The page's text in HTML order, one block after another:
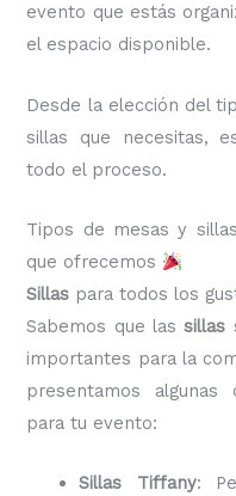
evento que estás
el espacio disponible.
Desde la elección del
sillas que necesitas,
todo el proceso.
Tipos de mesas y
que ofrecemos
Sillas para todos los
Sabemos que lassillas
importantes para la
presentamos
para tu evento:
Sillas Tiffany: